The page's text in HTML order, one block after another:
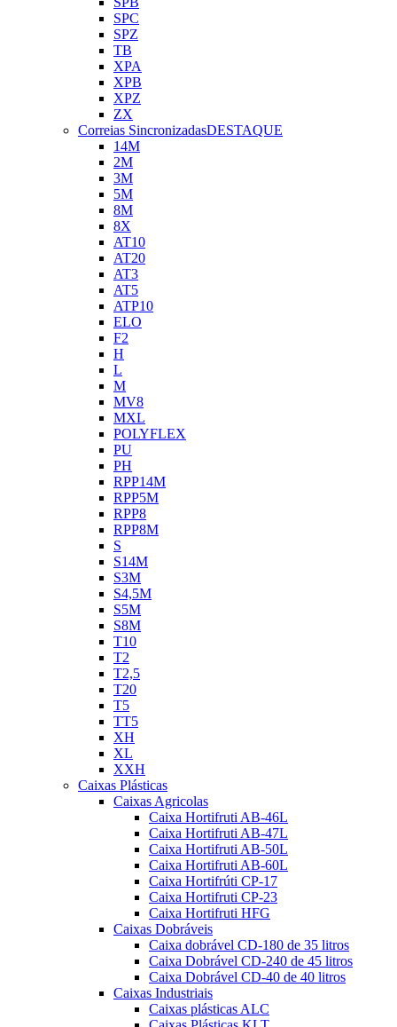
SPC
SPZ
TB
XPA
XPB
XPZ
ZX
Correias SincronizadasDESTAQUE
14M
2M
3M
5M
8M
8X
AT10
AT20
AT3
AT5
ATP10
ELO
F2
H
L
M
MV8
MXL
POLYFLEX
PU
PH
RPP14M
RPP5M
RPP8
RPP8M
S
S14M
S3M
S4,5M
S5M
S8M
T10
T2
T2,5
T20
T5
TT5
XH
XL
XXH
Caixas Plásticas
Caixas Agricolas
Caixa Hortifruti AB-46L
Caixa Hortifruti AB-47L
Caixa Hortifruti AB-50L
Caixa Hortifruti AB-60L
Caixa Hortifrúti CP-17
Caixa Hortifruti CP-23
Caixa Hortifruti HFG
Caixas Dobráveis
Caixa dobrável CD-180 de 35 litros
Caixa Dobrável CD-240 de 45 litros
Caixa Dobrável CD-40 de 40 litros
Caixas Industriais
Caixas plásticas ALC